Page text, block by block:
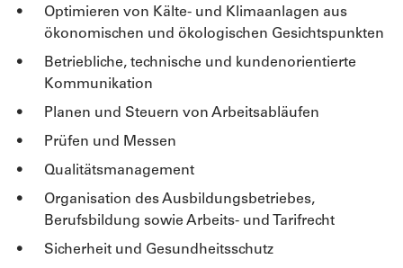
Optimieren von Kälte- und Klimaanlagen aus
ökonomischen und ökologischen Gesichtspunkten
Betriebliche, technische und kundenorientierte
Kommunikation
Planen und Steuern von Arbeitsabläufen
Prüfen und Messen
Qualitätsmanagement
Organisation des Ausbildungsbetriebes,
Berufsbildung sowie Arbeits- und Tarifrecht
Sicherheit und Gesundheitsschutz